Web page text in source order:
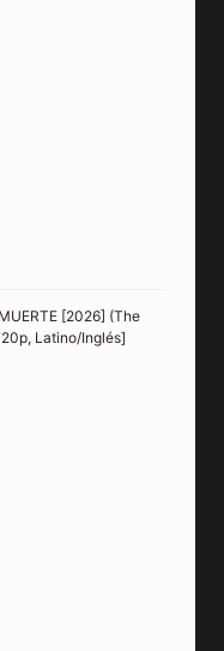
[2026] (The
Latino/Inglés]